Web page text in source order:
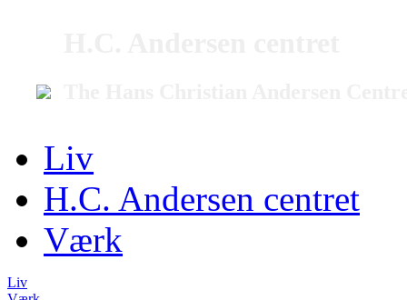
Liv
H.C. Andersen centret
Værk
Liv